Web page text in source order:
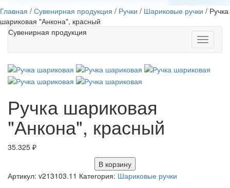
Главная / Сувенирная продукция / Ручки / Шариковые ручки / Ручка
шариковая "Анкона", красный
Toggle
Сувенирная продукция
Ручка шариковая
"Анкона", красный
35.325 ₽
В корзину
Артикул: v213103.11 Категория: Шариковые ручки